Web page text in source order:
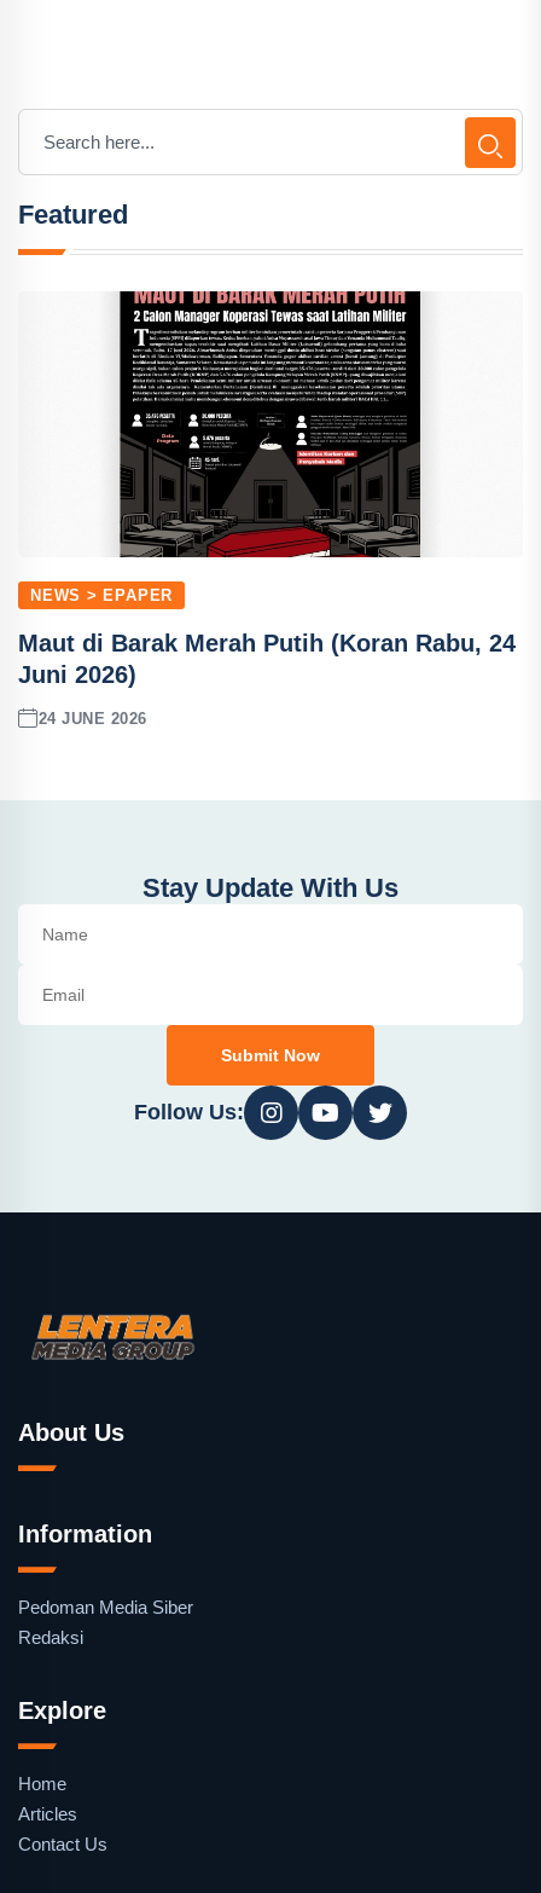
Featured
NEWS > EPAPER
Maut di Barak Merah Putih (Koran Rabu, 24
Juni 2026)
24 JUNE 2026
Stay Update With Us
Submit Now
Follow Us:
About Us
Information
Pedoman Media Siber
Redaksi
Explore
Home
Articles
Contact Us